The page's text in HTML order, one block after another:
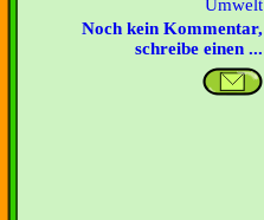
Umwelt
Noch kein Kommentar,
schreibe einen ...